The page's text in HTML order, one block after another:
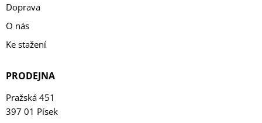
Doprava
O nás
Ke stažení
PRODEJNA
Pražská 451
397 01 Písek